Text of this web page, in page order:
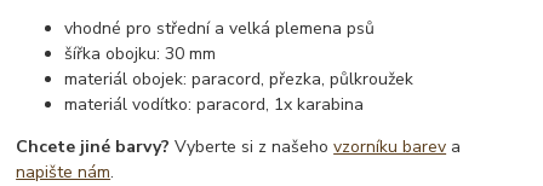
vhodné pro střední a velká plemena psů
šířka obojku: 30 mm
materiál obojek: paracord, přezka, půlkroužek
materiál vodítko: paracord, 1x karabina
Chcete jiné barvy? Vyberte si z našehovzorníku barev a
napište nám.